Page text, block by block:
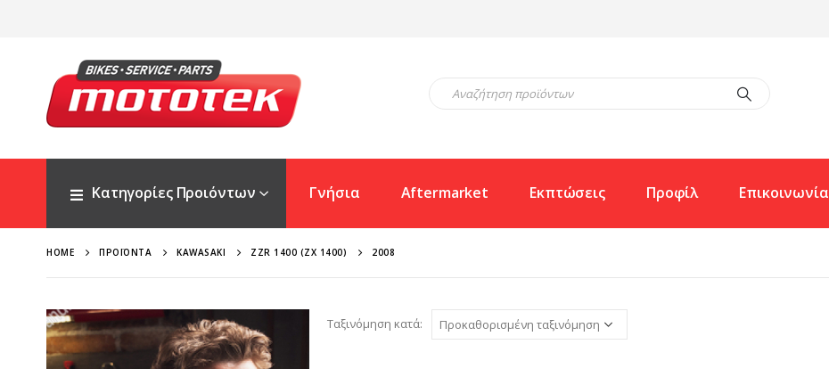
Κατηγορίες Προιόντων Γνήσια Aftermarket Εκπτώσεις Προφίλ Επικοινωνία
HOME ΠΡΟΪΌΝΤΑ KAWASAKI ZZR 1400 (ZX 1400) 2008
Ταξινόμηση κατά: